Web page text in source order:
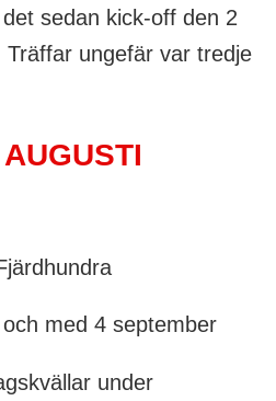
sedan kick-off den 2
ungefär var tredje
med 4 september
under